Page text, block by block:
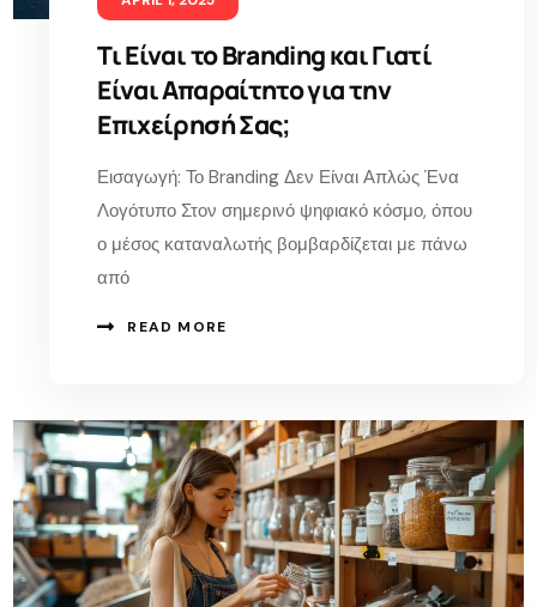
Τι Είναι το Branding και Γιατί
Είναι Απαραίτητο για την
Επιχείρησή Σας;
Εισαγωγή: Το Branding Δεν Είναι Απλώς Ένα
Λογότυπο Στον σημερινό ψηφιακό κόσμο, όπου
ο μέσος καταναλωτής βομβαρδίζεται με πάνω
από
READ MORE